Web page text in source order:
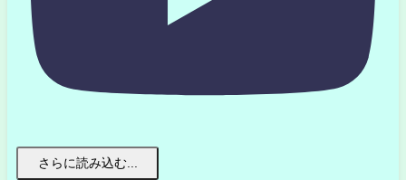
さらに読み込む...